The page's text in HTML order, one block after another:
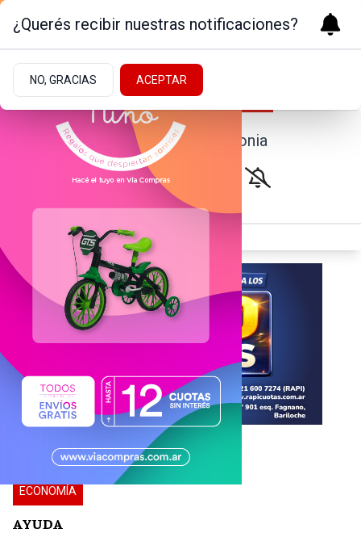
Noticias de la Patagonia
ECONOMÍA
AYUDA
¿Querés recibir nuestras notificaciones?
NO, GRACIAS ACEPTAR